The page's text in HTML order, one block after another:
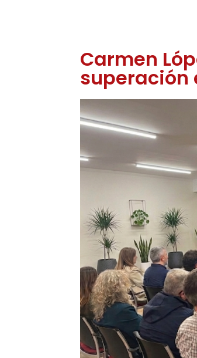
Carmen
superación